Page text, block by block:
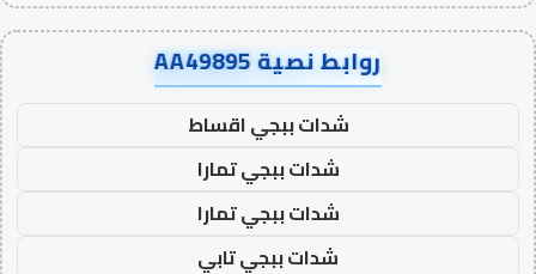
روابط نصية AA49895
شدات ببجي اقساط
شدات ببجي تمارا
شدات ببجي تمارا
شدات ببجي تابي